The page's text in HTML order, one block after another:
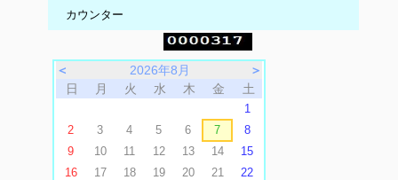
カウンター
＜ 2026年8月
＞
日
月 火 水 木 金 土
1
2
3 4 5 6 7
8
9
10 11 12 13 14
15
16
17 18 19 20 21
22